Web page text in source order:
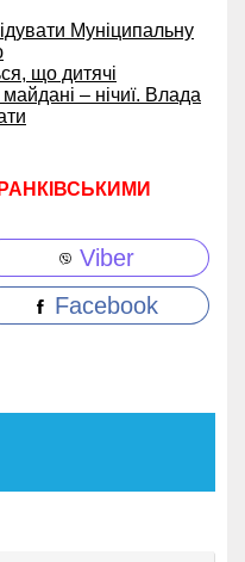
Муніципальну
що дитячі
– нічиї. Влада
Viber
Facebook